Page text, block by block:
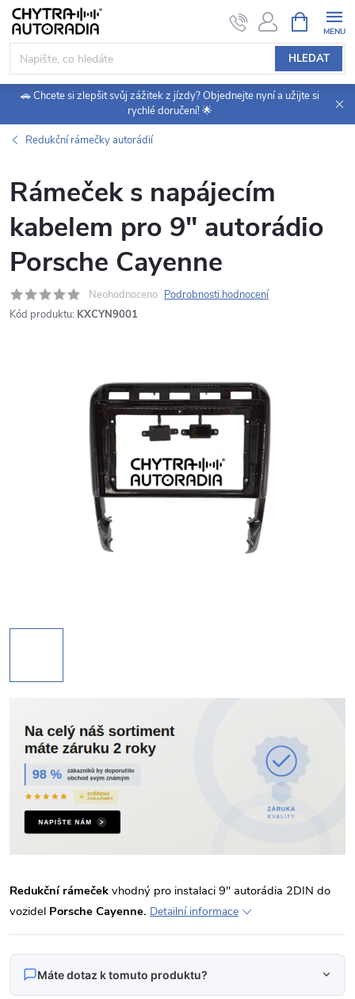
Přejít
obsah
HLEDAT
NÁKUPNÍ
KOŠÍK
🚗 Chcete si zlepšit svůj zážitek z jízdy? Objednejte nyní a užijte si
rychlé doručení! 🌟
Redukční rámečky autorádií
Rámeček s napájecím
kabelem pro 9" autorádio
Porsche Cayenne
Neohodnoceno Podrobnosti hodnocení
Kód produktu: KXCYN9001
Redukční rámeček vhodný pro instalaci 9" autorádia 2DIN do
vozidel Porsche Cayenne. Detailní informace
Máte dotaz k tomuto produktu?